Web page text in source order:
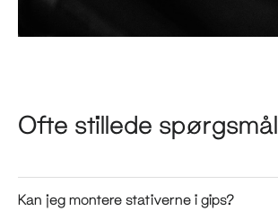
Ofte stillede spørgsmål
Kan jeg montere stativerne i gips?